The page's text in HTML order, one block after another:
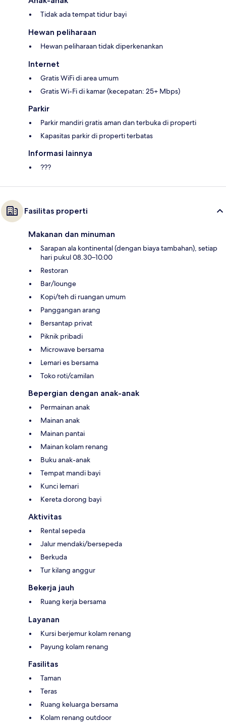
Tidak ada tempat tidur bayi
Hewan peliharaan
Hewan peliharaan tidak diperkenankan
Internet
Gratis WiFi di area umum
Gratis Wi-Fi di kamar (kecepatan: 25+ Mbps)
Parkir
Parkir mandiri gratis aman dan terbuka di properti
Kapasitas parkir di properti terbatas
Informasi lainnya
???
Fasilitas properti
Makanan dan minuman
Sarapan ala kontinental (dengan biaya tambahan), setiap
hari pukul 08.30–10.00
Restoran
Bar/lounge
Kopi/teh di ruangan umum
Panggangan arang
Bersantap privat
Piknik pribadi
Microwave bersama
Lemari es bersama
Toko roti/camilan
Bepergian dengan anak-anak
Permainan anak
Mainan anak
Mainan pantai
Mainan kolam renang
Buku anak-anak
Tempat mandi bayi
Kunci lemari
Kereta dorong bayi
Aktivitas
Rental sepeda
Jalur mendaki/bersepeda
Berkuda
Tur kilang anggur
Bekerja jauh
Ruang kerja bersama
Layanan
Kursi berjemur kolam renang
Payung kolam renang
Fasilitas
Taman
Teras
Ruang keluarga bersama
Kolam renang outdoor